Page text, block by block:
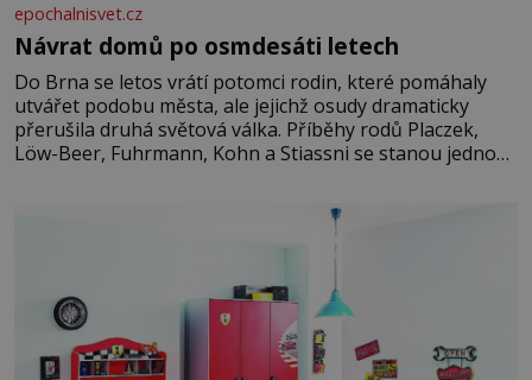
epochalnisvet.cz
Návrat domů po osmdesáti letech
Do Brna se letos vrátí potomci rodin, které pomáhaly
utvářet podobu města, ale jejichž osudy dramaticky
přerušila druhá světová válka. Příběhy rodů Placzek,
Löw-Beer, Fuhrmann, Kohn a Stiassni se stanou jednou
jednoduché. Místa, která si člověk pamatuje z rodinných